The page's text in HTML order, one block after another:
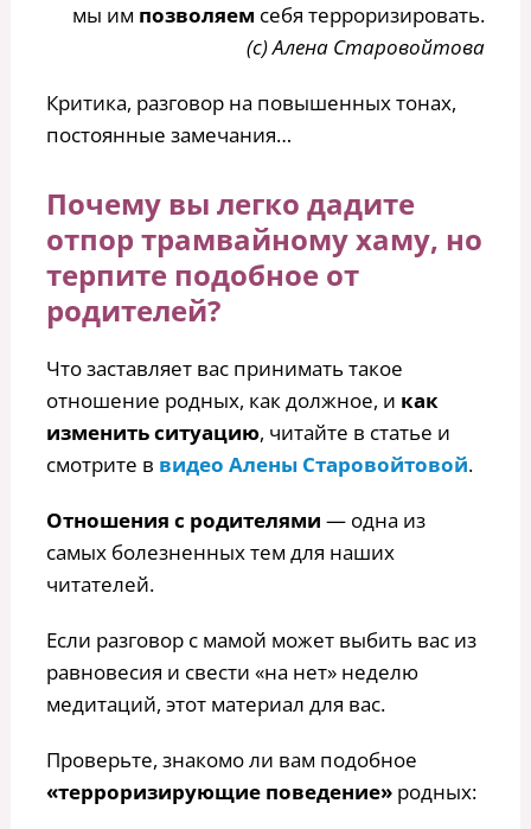
мы им позволяем себя терроризировать.
(с) Алена Старовойтова
Критика, разговор на повышенных тонах,
постоянные замечания…
Почему вы легко дадите
отпор трамвайному хаму, но
терпите подобное от
родителей?
Что заставляет вас принимать такое
отношение родных, как должное, и как
изменить ситуацию, читайте в статье и
смотрите в видео Алены Старовойтовой.
Отношения с родителями — одна из
самых болезненных тем для наших
читателей.
Если разговор с мамой может выбить вас из
равновесия и свести «на нет» неделю
медитаций, этот материал для вас.
Проверьте, знакомо ли вам подобное
«терроризирующие поведение»родных: